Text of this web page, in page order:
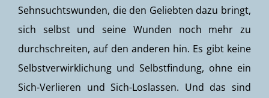
Sehnsuchtswunden, die den Geliebten dazu bringt,
sich selbst und seine Wunden noch mehr zu
durchschreiten, auf den anderen hin. Es gibt keine
Selbstverwirklichung und Selbstfindung, ohne ein
Sich-Verlieren und Sich-Loslassen. Und das sind